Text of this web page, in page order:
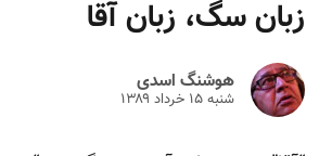
زبان سگ، زبان آقا
هوشنگ اسدی
شنبه ۱۵ خرداد ۱۳۸۹